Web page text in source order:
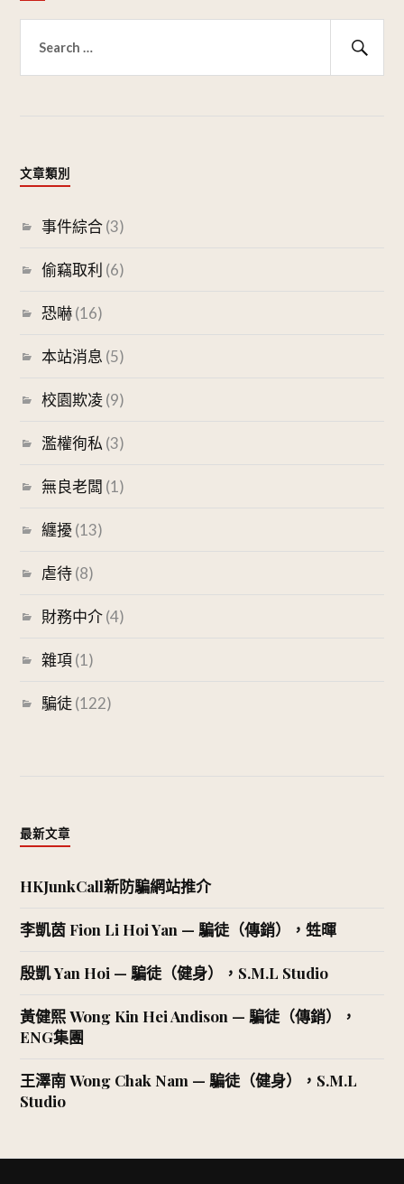
關
文章類別
事件綜合(3)
偷竊取利 (6)
恐嚇(16)
本站消息 (5)
校園欺凌(9)
濫權徇私 (3)
無良老闆 (1)
纏擾 (13)
虐待(8)
財務中介(4)
雜項(1)
騙徒(122)
最新文章
HKJunkCall新防騙網站推介
李凱茵 Fion Li Hoi Yan — 騙徒（傳銷），甡暉
殷凱 Yan Hoi — 騙徒（健身），S.M.L Studio
黃健熙 Wong Kin Hei Andison — 騙徒（傳銷），
ENG集團
王澤南 Wong Chak Nam — 騙徒（健身），S.M.L
Studio